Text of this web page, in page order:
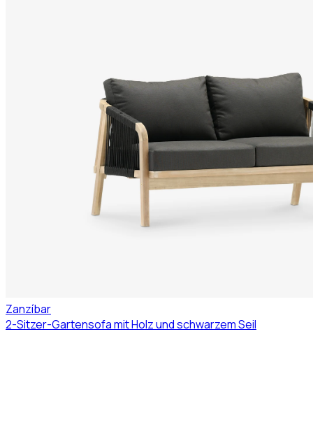
Zanzíbar
2-Sitzer-Gartensofa mit Holz und schwarzem Seil